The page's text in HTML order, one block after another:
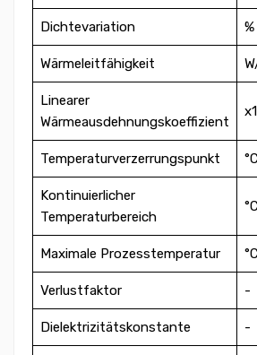
Dichtevariation %
Wärmeleitfähigkeit
Linearer
Wärmeausdehnungskoeffizient
Temperaturverzerrungspunkt °C
Kontinuierlicher
Temperaturbereich
°C
Maximale Prozesstemperatur °C
Verlustfaktor -
Dielektrizitätskonstante -